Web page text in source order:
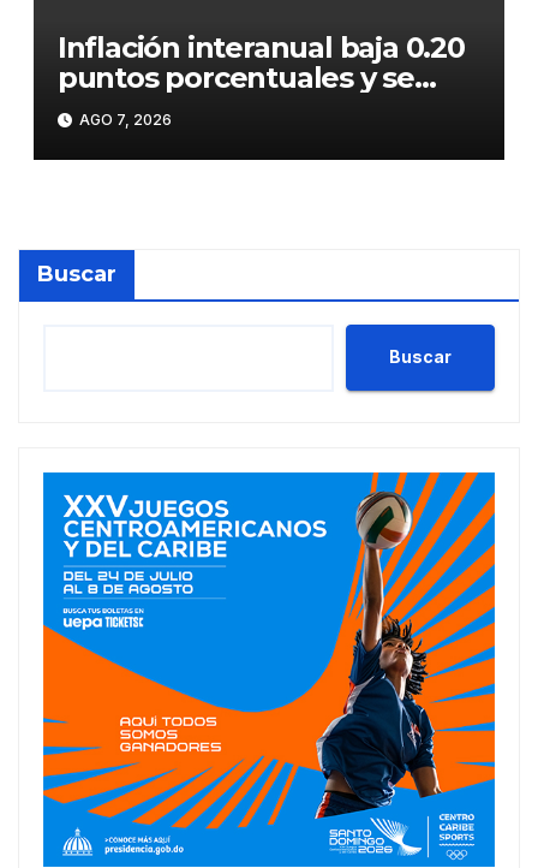
Inflación interanual baja 0.20
puntos porcentuales y se
sitúa en 5.47 %
AGO 7, 2026
Buscar
Buscar